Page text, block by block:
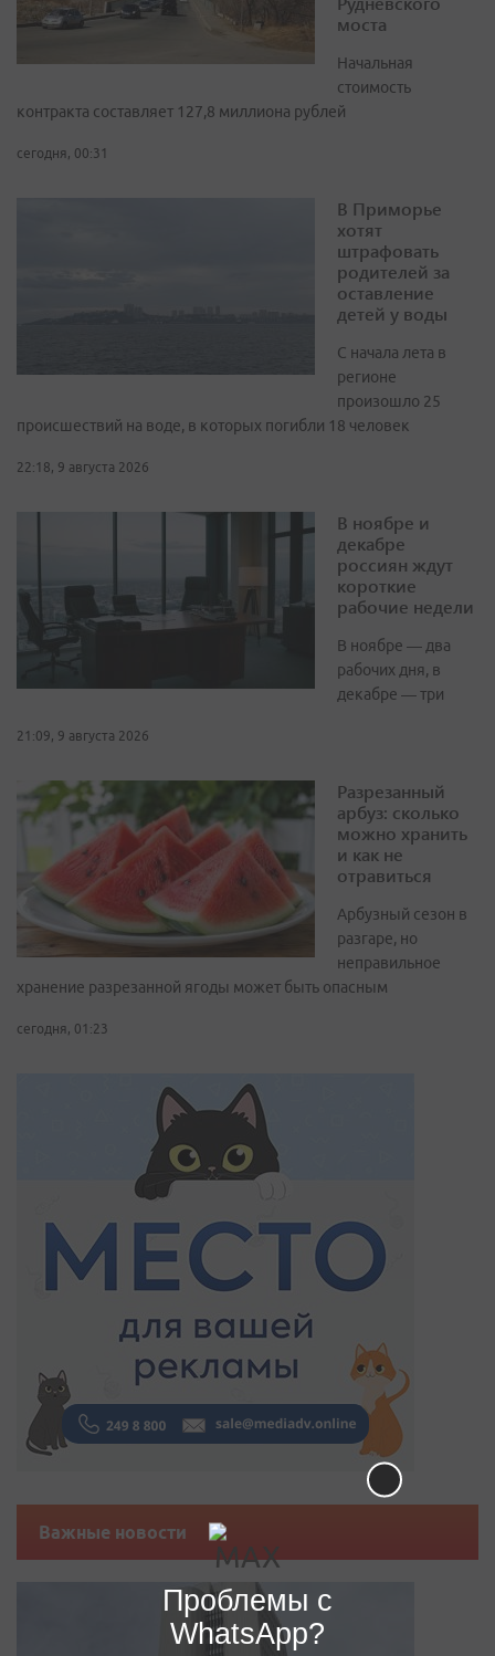
моста
Начальная
стоимость
контракта составляет 127,8 миллиона рублей
сегодня, 00:31
В Приморье
хотят
штрафовать
родителей за
оставление
детей у воды
С начала лета в
регионе
произошло 25
происшествий на воде, в которых погибли 18 человек
22:18, 9 августа 2026
В ноябре и
декабре
россиян ждут
короткие
рабочие недели
В ноябре — два
рабочих дня, в
декабре — три
21:09, 9 августа 2026
Разрезанный
арбуз: сколько
можно хранить
и как не
отравиться
Арбузный сезон в
разгаре, но
неправильное
хранение разрезанной ягоды может быть опасным
сегодня, 01:23
Важные новости
Проблемы с
WhatsApp?